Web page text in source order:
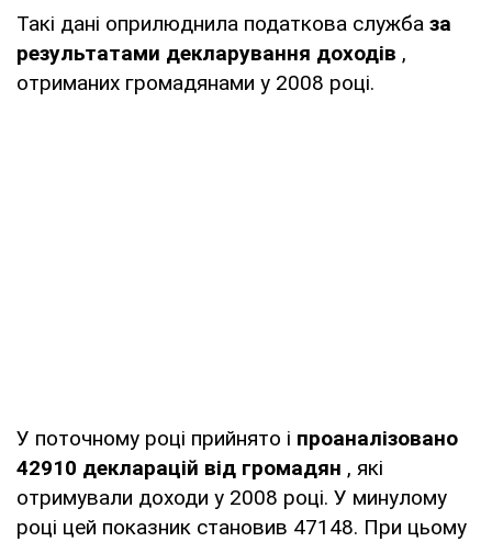
Такі дані оприлюднила податкова служба за
результатами декларування доходів ,
отриманих громадянами у 2008 році.
У поточному році прийнято і проаналізовано
42910 декларацій від громадян , які
отримували доходи у 2008 році. У минулому
році цей показник становив 47148. При цьому